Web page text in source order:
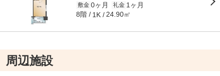
敷金 0ヶ月 礼金 1ヶ月
8階 1K 24.90㎡
周辺施設